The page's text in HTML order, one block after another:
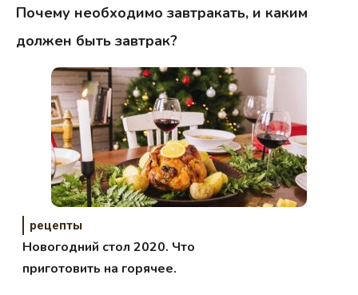
Почему необходимо завтракать, и каким
должен быть завтрак?
рецепты
Новогодний стол 2020. Что
приготовить на горячее.